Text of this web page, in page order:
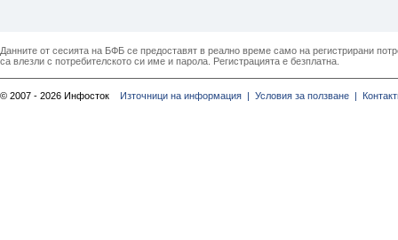
Данните от сесията на БФБ се предоставят в реално време само на регистрирани
са влезли с потребителското си име и парола. Регистрацията е безплатна.
© 2007 - 2026 Инфосток Източници на информация | Условия за ползване |